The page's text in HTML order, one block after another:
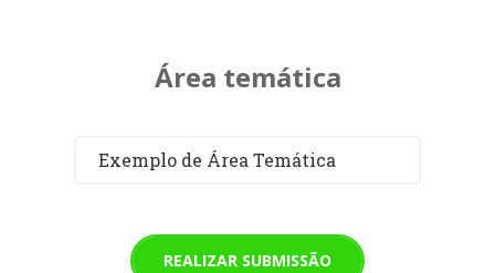
Área temática
Exemplo de Área Temática
REALIZAR SUBMISSÃO